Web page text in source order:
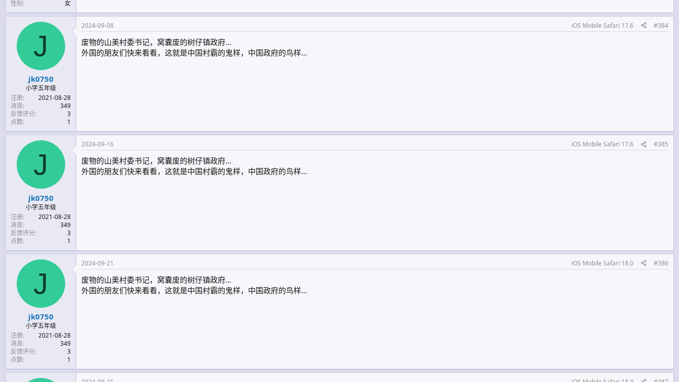
性别
女
J
jk0750
小学五年级
注册
2021-08-28
消息
349
反馈评分
3
点数
1
2024-09-08 iOS Mobile Safari 17.6 #384
废物的山美村委书记，窝囊废的树仔镇政府…
外国的朋友们快来看看，这就是中国村霸的鬼样，中国政府的鸟样…
J
jk0750
小学五年级
注册
2021-08-28
消息
349
反馈评分
3
点数
1
2024-09-16 iOS Mobile Safari 17.6 #385
废物的山美村委书记，窝囊废的树仔镇政府…
外国的朋友们快来看看，这就是中国村霸的鬼样，中国政府的鸟样…
J
jk0750
小学五年级
注册
2021-08-28
消息
349
反馈评分
3
点数
1
2024-09-21 iOS Mobile Safari 18.0 #386
废物的山美村委书记，窝囊废的树仔镇政府…
外国的朋友们快来看看，这就是中国村霸的鬼样，中国政府的鸟样…